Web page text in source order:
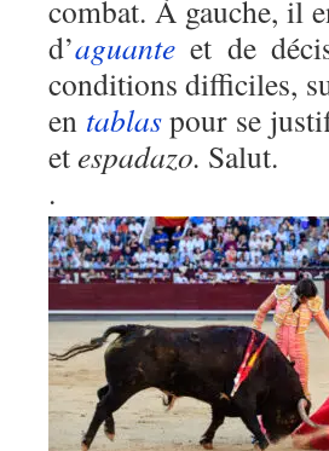
combat. À gauche, il
d’aguante et de
conditions difficiles,
en tablaspour se
etespadazo. Salut.
.